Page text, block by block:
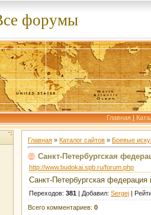
форумы
Главная |
Главная » Каталог сайтов » Боевые
Санкт-Петербургская
http://www.budokai.spb.ru/forum.php
Санкт-Петербургская федерация
Переходов: 381 | Добавил: Sergej |
Всего комментариев: 0